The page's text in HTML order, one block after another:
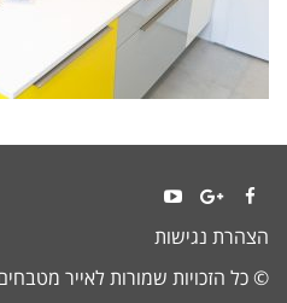
Facebook
Google+
YouTubeהצהרת נגישות
© כל הזכויות שמורות לאייר